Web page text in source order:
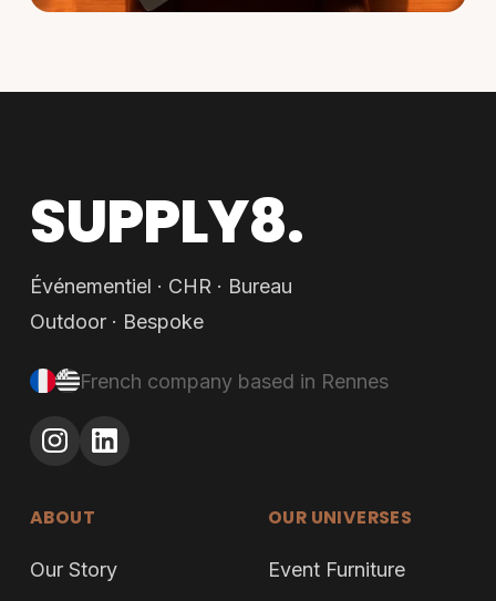
SUPPLY8.
Événementiel · CHR · Bureau
Outdoor · Bespoke
French company based in Rennes
ABOUT
Our Story
OUR UNIVERSES
Event Furniture